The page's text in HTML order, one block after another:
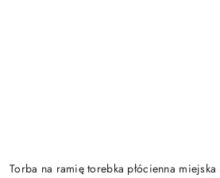
Torba na ramię torebka płócienna miejska